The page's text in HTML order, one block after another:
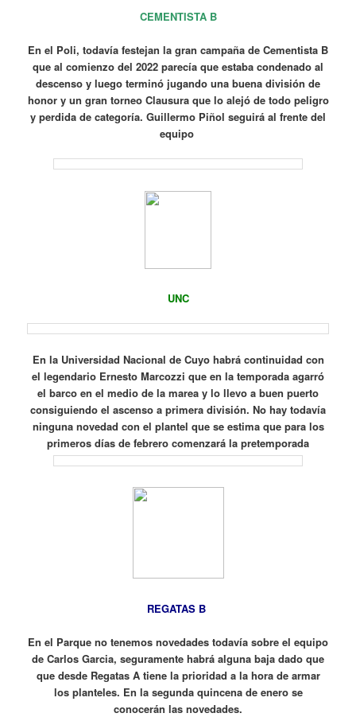
CEMENTISTA B
En el Poli, todavía festejan la gran campaña de Cementista B
que al comienzo del 2022 parecía que estaba condenado al
descenso y luego terminó jugando una buena división de
honor y un gran torneo Clausura que lo alejó de todo peligro
y perdida de categoría. Guillermo Piñol seguirá al frente del
equipo
UNC
En la Universidad Nacional de Cuyo habrá continuidad con
el legendario Ernesto Marcozzi que en la temporada agarró
el barco en el medio de la marea y lo llevo a buen puerto
consiguiendo el ascenso a primera división. No hay todavía
ninguna novedad con el plantel que se estima que para los
primeros días de febrero comenzará la pretemporada
REGATAS B
En el Parque no tenemos novedades todavía sobre el equipo
de Carlos Garcia, seguramente habrá alguna baja dado que
que desde Regatas A tiene la prioridad a la hora de armar
los planteles. En la segunda quincena de enero se
conocerán las novedades.